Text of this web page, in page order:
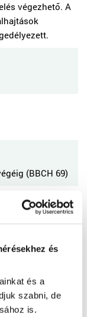
és
és a
szabni, de
is.
végezhető. A
(BBCH 69)